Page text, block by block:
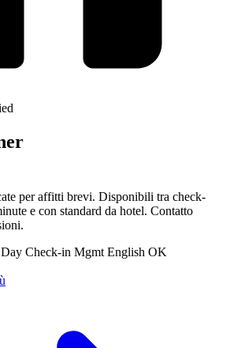
per affitti brevi. Disponibili tra check-
e con standard da hotel. Contatto
Day Check-in Mgmt English OK